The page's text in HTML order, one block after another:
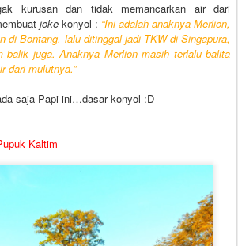
kurusan dan tidak memancarkan air dari
joke konyol : “Ini adalah anaknya Merlion,
di Bontang, lalu ditinggal jadi TKW di Singapura,
balik juga. Anaknya Merlion masih terlalu balita
dari mulutnya.”
saja Papi ini…dasar konyol :D
Kaltim